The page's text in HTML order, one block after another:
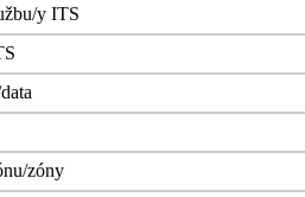
y ITS
zóny